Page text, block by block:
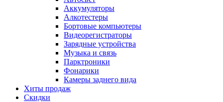
Аккумуляторы
Алкотестеры
Бортовые компьютеры
Видеорегистраторы
Зарядные устройства
Музыка и связь
Парктроники
Фонарики
Камеры заднего вида
Хиты продаж
Скидки